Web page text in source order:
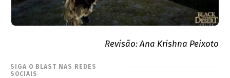
Revisão: Ana Krishna Peixoto
SIGA O BLAST NAS REDES
SOCIAIS